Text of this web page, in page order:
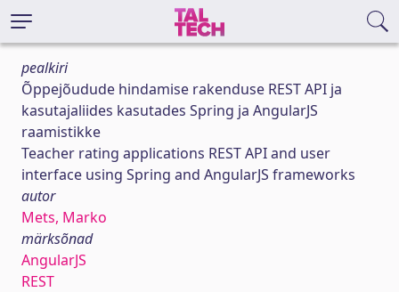
pealkiri
Õppejõudude hindamise rakenduse REST API ja
kasutajaliides kasutades Spring ja AngularJS
raamistikke
Teacher rating applications REST API and user
interface using Spring and AngularJS frameworks
autor
Mets, Marko
märksõnad
AngularJS
REST